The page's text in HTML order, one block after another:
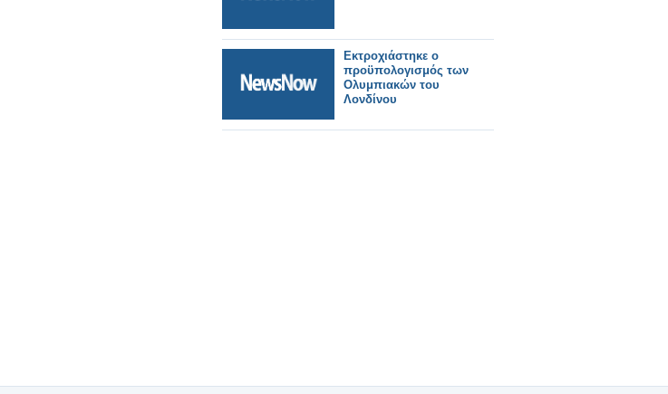
Εκτροχιάστηκε ο
προϋπολογισμός των
Ολυμπιακών του
Λονδίνου